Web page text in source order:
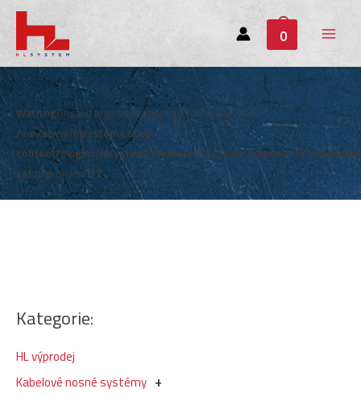
0
Main
Menu
Kategorie:
HL výprodej
Kabelové nosné systémy
Warning: Invalid argument supplied for foreach() in
/var/www/hlsystem.cz/wp-
content/plugins/hlsystem/themes/hlsystem/components/
cat.phpon line12